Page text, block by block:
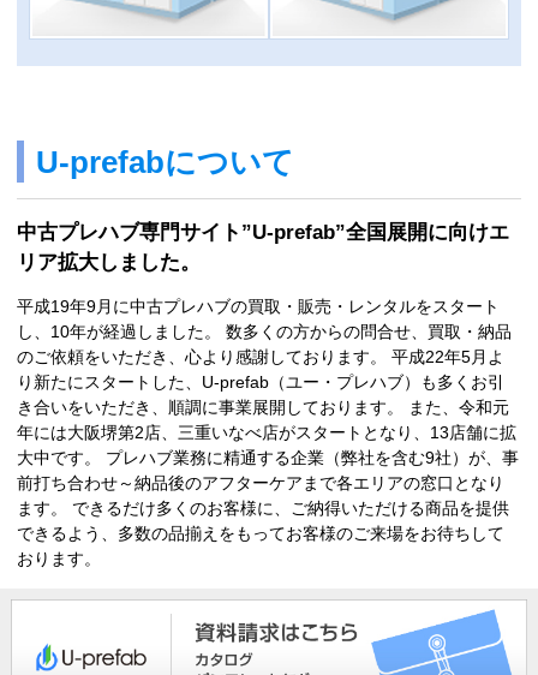
U-prefabについて
中古プレハブ専門サイト”U-prefab”全国展開に向けエ
リア拡大しました。
平成19年9月に中古プレハブの買取・販売・レンタルをスタート
し、10年が経過しました。 数多くの方からの問合せ、買取・納品
のご依頼をいただき、心より感謝しております。 平成22年5月よ
り新たにスタートした、U-prefab（ユー・プレハブ）も多くお引
き合いをいただき、順調に事業展開しております。 また、令和元
年には大阪堺第2店、三重いなべ店がスタートとなり、13店舗に拡
大中です。 プレハブ業務に精通する企業（弊社を含む9社）が、事
前打ち合わせ～納品後のアフターケアまで各エリアの窓口となり
ます。 できるだけ多くのお客様に、ご納得いただける商品を提供
できるよう、多数の品揃えをもってお客様のご来場をお待ちして
おります。